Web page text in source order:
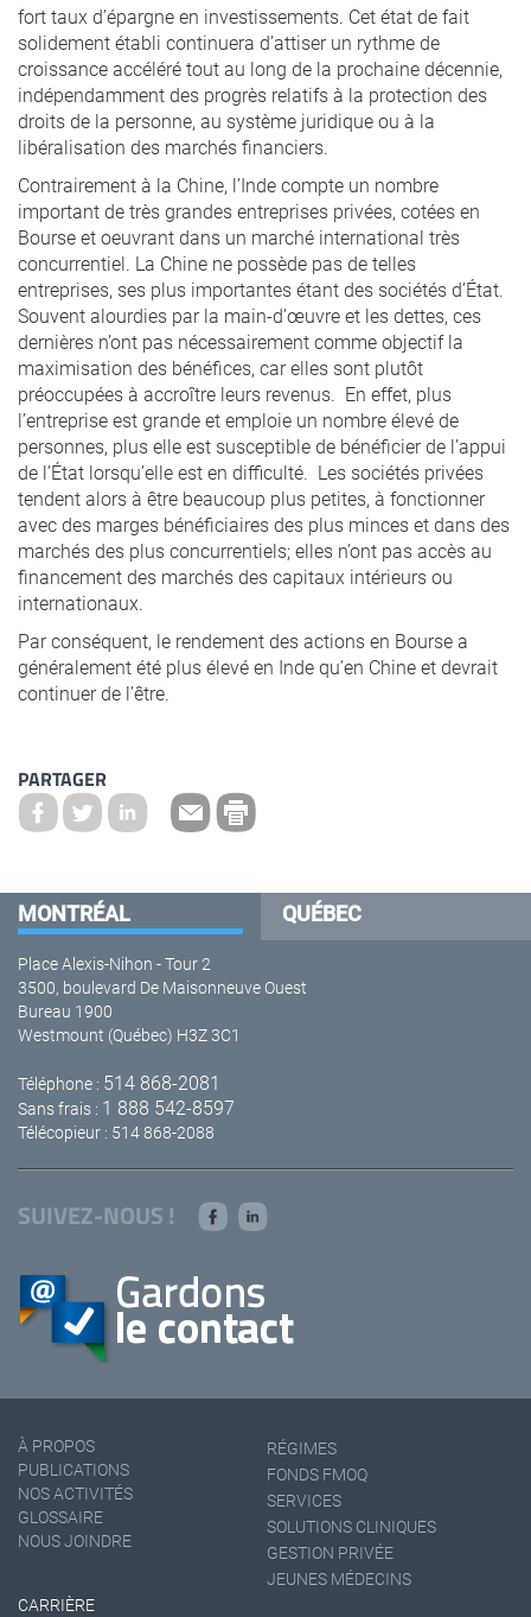
fort taux d’épargne en investissements. Cet état de fait
solidement établi continuera d’attiser un rythme de
croissance accéléré tout au long de la prochaine décennie,
indépendamment des progrès relatifs à la protection des
droits de la personne, au système juridique ou à la
libéralisation des marchés financiers.
Contrairement à la Chine, l’Inde compte un nombre
important de très grandes entreprises privées, cotées en
Bourse et oeuvrant dans un marché international très
concurrentiel. La Chine ne possède pas de telles
entreprises, ses plus importantes étant des sociétés d’État.
Souvent alourdies par la main-d’œuvre et les dettes, ces
dernières n’ont pas nécessairement comme objectif la
maximisation des bénéfices, car elles sont plutôt
préoccupées à accroître leurs revenus. En effet, plus
l’entreprise est grande et emploie un nombre élevé de
personnes, plus elle est susceptible de bénéficier de l’appui
de l’État lorsqu’elle est en difficulté. Les sociétés privées
tendent alors à être beaucoup plus petites, à fonctionner
avec des marges bénéficiaires des plus minces et dans des
marchés des plus concurrentiels; elles n’ont pas accès au
financement des marchés des capitaux intérieurs ou
internationaux.
Par conséquent, le rendement des actions en Bourse a
généralement été plus élevé en Inde qu’en Chine et devrait
continuer de l’être.
PARTAGER
MONTRÉAL QUÉBEC
Place Alexis-Nihon - Tour 2
3500, boulevard De Maisonneuve Ouest
Bureau 1900
Westmount (Québec) H3Z 3C1
Téléphone : 514 868-2081
Sans frais : 1 888 542-8597
Télécopieur : 514 868-2088
SUIVEZ-NOUS !
À PROPOS
PUBLICATIONS
NOS ACTIVITÉS
GLOSSAIRE
NOUS JOINDRE
RÉGIMES
FONDS FMOQ
SERVICES
SOLUTIONS CLINIQUES
GESTION PRIVÉE
JEUNES MÉDECINS
CARRIÈRE